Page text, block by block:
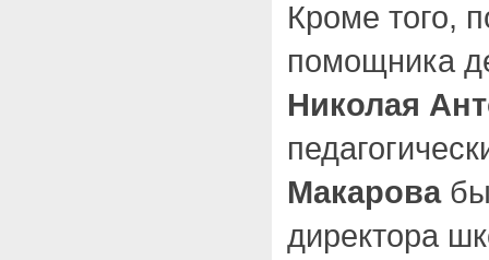
Кроме того,
помощника
Николая
Макарова
директора